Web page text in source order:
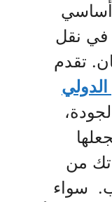
أساسي
في نقل
تقدم
من
سواء